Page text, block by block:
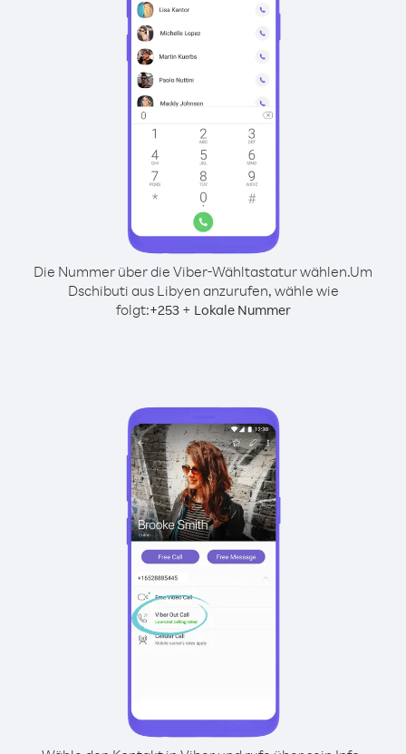
Die Nummer über die Viber-Wähltastatur wählen.Um
Dschibuti aus Libyen anzurufen, wähle wie
folgt:+253+ Lokale Nummer